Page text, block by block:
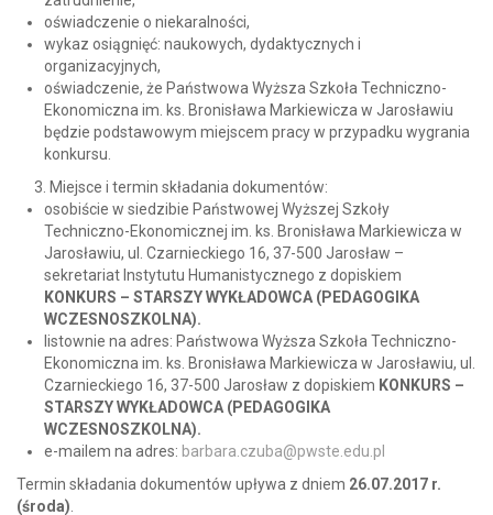
oświadczenie o niekaralności,
wykaz osiągnięć: naukowych, dydaktycznych i
organizacyjnych,
oświadczenie, że Państwowa Wyższa Szkoła Techniczno-
Ekonomiczna im. ks. Bronisława Markiewicza w Jarosławiu
będzie podstawowym miejscem pracy w przypadku wygrania
konkursu.
Miejsce i termin składania dokumentów:
osobiście w siedzibie Państwowej Wyższej Szkoły
Techniczno-Ekonomicznej im. ks. Bronisława Markiewicza w
Jarosławiu, ul. Czarnieckiego 16, 37-500 Jarosław –
sekretariat Instytutu Humanistycznego z dopiskiem
KONKURS – STARSZY WYKŁADOWCA (PEDAGOGIKA
WCZESNOSZKOLNA).
listownie na adres: Państwowa Wyższa Szkoła Techniczno-
Ekonomiczna im. ks. Bronisława Markiewicza w Jarosławiu, ul.
Czarnieckiego 16, 37-500 Jarosław z dopiskiem KONKURS –
STARSZY WYKŁADOWCA (PEDAGOGIKA
WCZESNOSZKOLNA).
e-mailem na adres: barbara.czuba@pwste.edu.pl
Termin składania dokumentów upływa z dniem 26.07.2017 r.
(środa)